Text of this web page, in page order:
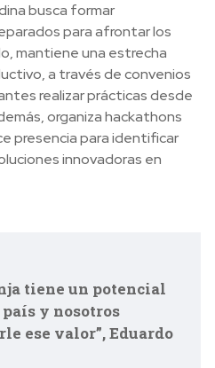
busca formar
para afrontar los
mantiene una estrecha
a través de convenios
realizar prácticas desde
organiza hackathons
presencia para identificar
innovadoras en
tiene un potencial
y nosotros
ese valor”, Eduardo